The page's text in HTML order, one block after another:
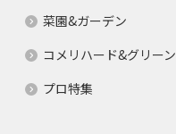
菜園&ガーデン
コメリハード&グリーン
プロ特集